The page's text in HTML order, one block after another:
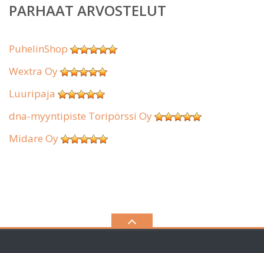
PARHAAT ARVOSTELUT
PuhelinShop
Wextra Oy
Luuripaja
dna-myyntipiste Toripörssi Oy
Midare Oy